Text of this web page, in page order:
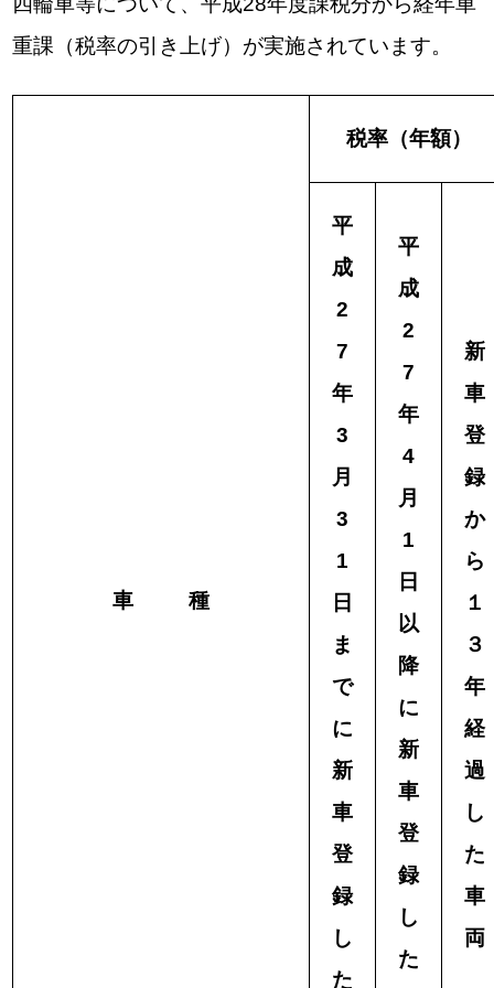
重課（税率の引き上げ）が実施されています。
車 種
税率（年額）
平
成
2
7
年
3
月
3
1
日
ま
で
に
新
車
登
録
し
た
平
成
2
7
年
4
月
1
日
以
降
に
新
車
登
録
し
た
新
車
登
録
か
ら
１
３
年
経
過
し
た
車
両